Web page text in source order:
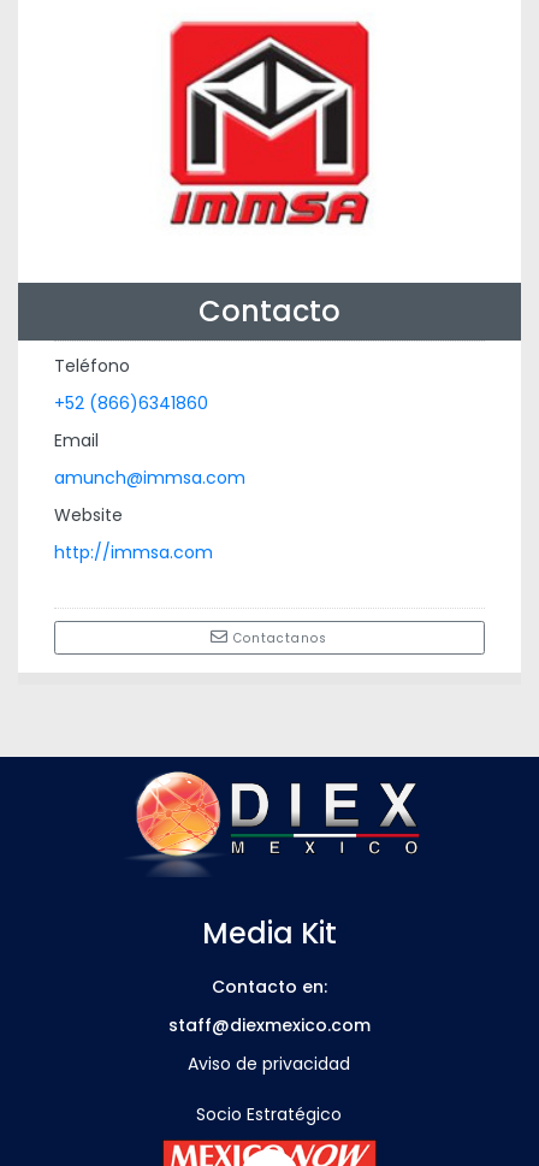
Contacto
Teléfono
+52 (866)6341860
Email
amunch@immsa.com
Website
http://immsa.com
Contactanos
Media Kit
Contacto en:
staff@diexmexico.com
Aviso de privacidad
Socio Estratégico